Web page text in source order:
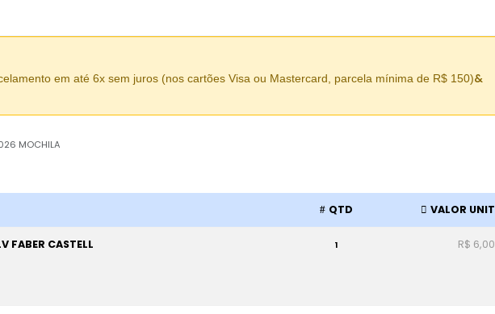
em até 6x sem juros (nos cartões Visa ou Mastercard, parcela mínima de R$ 150)&
MOCHILA
QTD VALOR UNIT
FABER CASTELL 1 R$ 6,00